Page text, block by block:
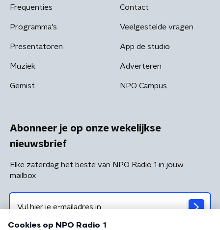
Frequenties
Programma's
Presentatoren
Muziek
Gemist
Contact
Veelgestelde vragen
App de studio
Adverteren
NPO Campus
Abonneer je op onze wekelijkse
nieuwsbrief
Elke zaterdag het beste van NPO Radio 1 in jouw
mailbox